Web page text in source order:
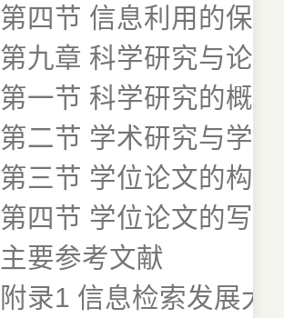
第四节 信息利用的保
第九章 科学研究与论
第一节 科学研究的概
第二节 学术研究与学
第三节 学位论文的构
第四节 学位论文的写
主要参考文献
附录1 信息检索发展大